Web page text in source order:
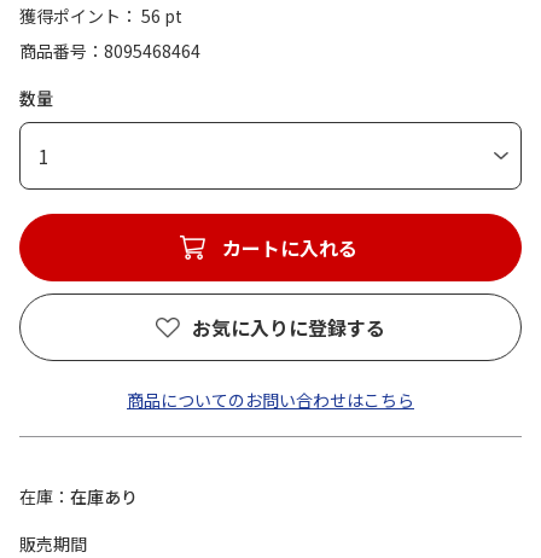
獲得ポイント： 56 pt
商品番号
8095468464
数量
1
カートに入れる
お気に入りに登録する
商品についてのお問い合わせはこちら
在庫
在庫あり
販売期間